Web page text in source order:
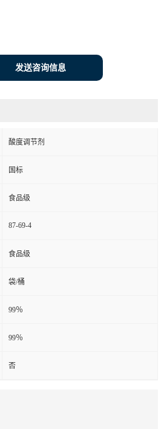
发送咨询信息
酸度调节剂
国标
食品级
87-69-4
食品级
袋/桶
99％
99％
否